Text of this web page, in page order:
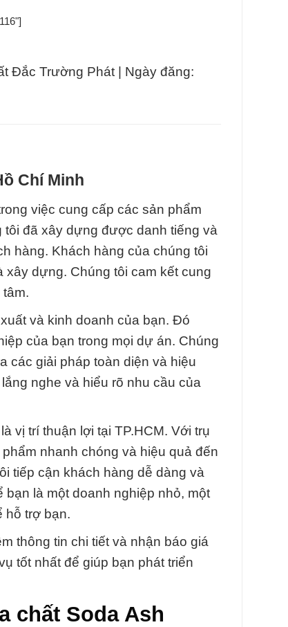
Đắc Trường Phát | Ngày đăng:
Chí Minh
việc cung cấp các sản phẩm
tôi đã xây dựng được danh tiếng và
hàng. Khách hàng của chúng tôi
dựng. Chúng tôi cam kết cung
và kinh doanh của bạn. Đó
của bạn trong mọi dự án. Chúng
các giải pháp toàn diện và hiệu
nghe và hiểu rõ nhu cầu của
vị trí thuận lợi tại TP.HCM. Với trụ
nhanh chóng và hiệu quả đến
tiếp cận khách hàng dễ dàng và
là một doanh nghiệp nhỏ, một
hỗ trợ bạn.
thông tin chi tiết và nhận báo giá
tốt nhất để giúp bạn phát triển
chất Soda Ash